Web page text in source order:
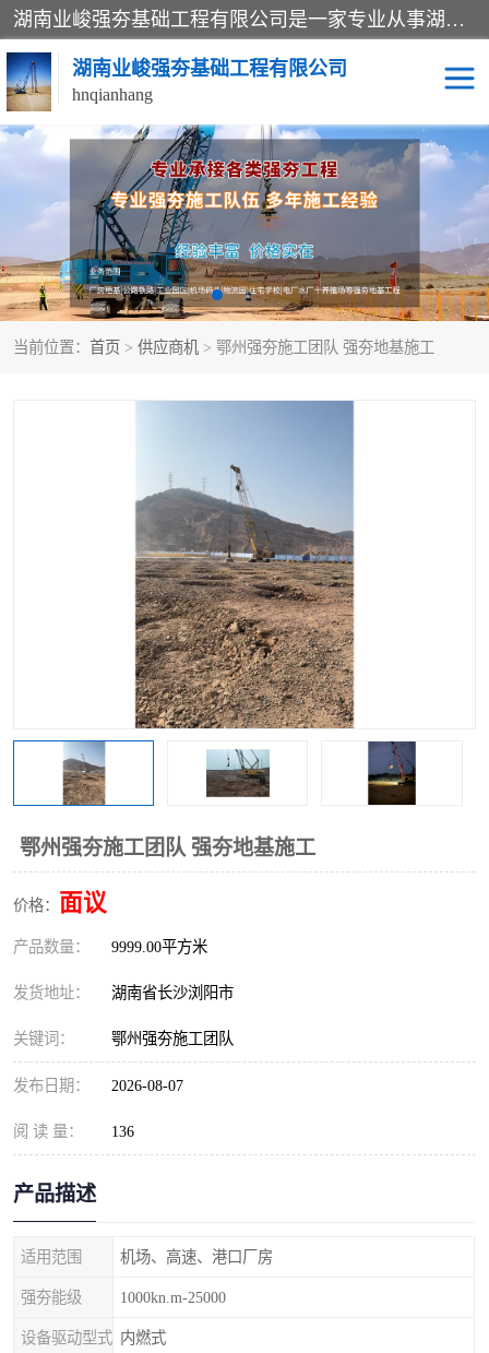
湖南业峻强夯基础工程有限公司是一家专业从事湖南强夯基础工程、强夯机租赁，地基处理的施工单位。业务覆盖：湖南、广东，江西等地。可承接1000KN.m-25000KN.m强夯（置换）工程。公司创始人是国内较早期从事强夯施工的建设者，经过多年的一步一个脚印的发展，在行业内具有较高的度和良好的口碑。
湖南业峻强夯基础工程有限公司
hnqianhang
当前位置： 首页 > 供应商机 > 鄂州强夯施工团队 强夯地基施工
鄂州强夯施工团队 强夯地基施工
价格： 面议
产品数量： 9999.00平方米
发货地址： 湖南省长沙浏阳市
关键词： 鄂州强夯施工团队
发布日期： 2026-08-07
阅 读 量： 136
产品描述
适用范围 机场、高速、港口厂房
强夯能级 1000kn.m-25000
设备驱动型式 内燃式
强夯施工案例 强夯机租赁
强夯施工工程 强夯施工队伍
强夯队伍